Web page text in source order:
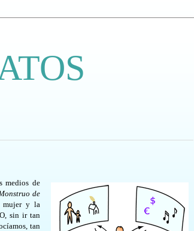
medios de
de
mujer y la
sin ir tan
tan